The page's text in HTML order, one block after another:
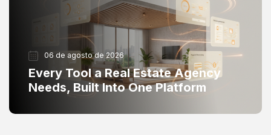
06 de agosto de 2026
Every Tool a Real Estate Agency
Needs, Built Into One Platform